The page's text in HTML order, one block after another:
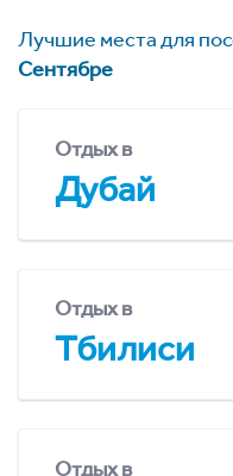
Лучшие места для
Сентябре
Отдых в
Дубай
Отдых в
Тбилиси
Отдых в